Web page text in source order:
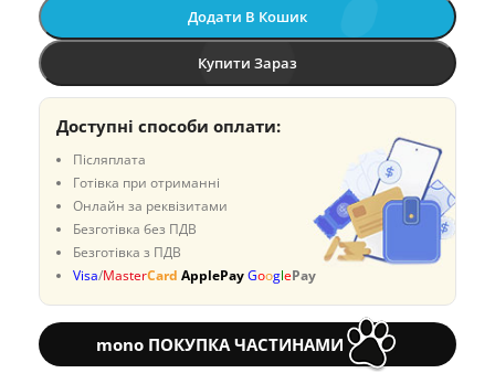
Додати В Кошик
Купити Зараз
Доступні способи оплати:
Післяплата
Готівка при отриманні
Онлайн за реквізитами
Безготівка без ПДВ
Безготівка з ПДВ
Visa/MasterCard ApplePayGooglePay
mono ПОКУПКА ЧАСТИНАМИ